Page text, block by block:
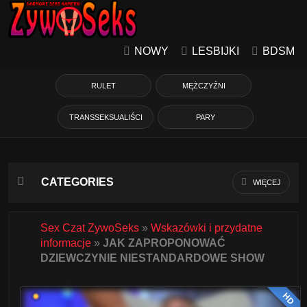
NOWY LESBIJKI BDSM
RULET MĘŻCZYŹNI
TRANSSEKSUALIŚCI PARY
CATEGORIES WIĘCEJ
Azjatycka
Babcie
Białe Dziewczyny
Sex Czat ZywoSeks » Wskazówki i przydatne
informacje » JAK ZAPROPONOWAĆ
DZIEWCZYNIE NIESTANDARDOWE SHOW
HD